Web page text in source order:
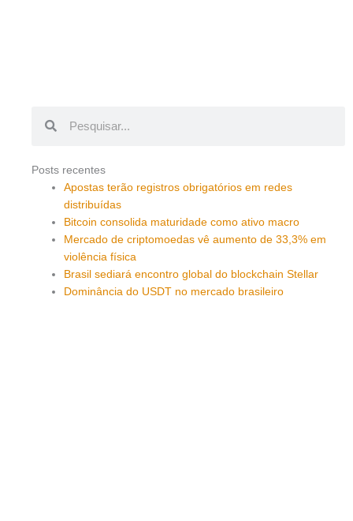
Posts recentes
Apostas terão registros obrigatórios em redes
distribuídas
Bitcoin consolida maturidade como ativo macro
Mercado de criptomoedas vê aumento de 33,3% em
violência física
Brasil sediará encontro global do blockchain Stellar
Dominância do USDT no mercado brasileiro